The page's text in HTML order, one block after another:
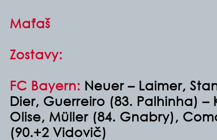
Maťaš
Zostavy:
FC Bayern: Neuer – Laimer,
Dier, Guerreiro (83. Palhinha) –
Olise, Müller (84. Gnabry),
(90.+2 Vidovič)